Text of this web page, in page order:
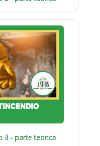
3 - parte teorica